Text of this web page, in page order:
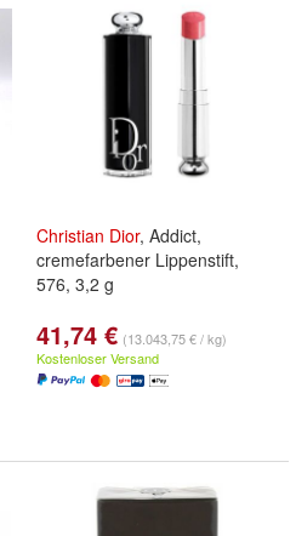
Christian Dior, Addict,
cremefarbener Lippenstift,
576, 3,2 g
41,74 € (13.043,75 € / kg)
Kostenloser Versand